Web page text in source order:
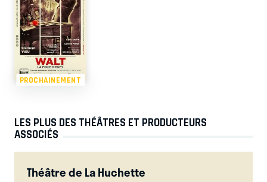
PROCHAINEMENT
LES PLUS DES THÉÂTRES ET PRODUCTEURS
ASSOCIÉS
Théâtre de La Huchette